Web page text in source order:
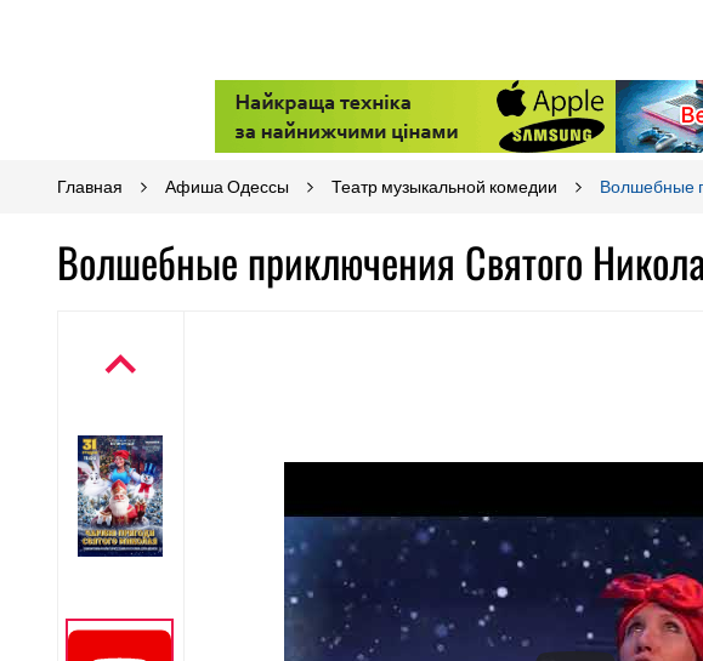
Главная Афиша Одессы Театр музыкальной комедии Волшебные
Волшебные приключения Святого